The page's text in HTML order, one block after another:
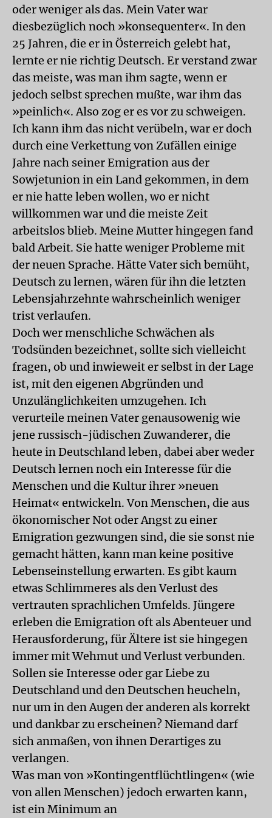
oder weniger als das. Mein Vater war
diesbezüglich noch »konsequenter«. In den
25 Jahren, die er in Österreich gelebt hat,
lernte er nie richtig Deutsch. Er verstand zwar
das meiste, was man ihm sagte, wenn er
jedoch selbst sprechen mußte, war ihm das
»peinlich«. Also zog er es vor zu schweigen.
Ich kann ihm das nicht verübeln, war er doch
durch eine Verkettung von Zufällen einige
Jahre nach seiner Emigration aus der
Sowjetunion in ein Land gekommen, in dem
er nie hatte leben wollen, wo er nicht
willkommen war und die meiste Zeit
arbeitslos blieb. Meine Mutter hingegen fand
bald Arbeit. Sie hatte weniger Probleme mit
der neuen Sprache. Hätte Vater sich bemüht,
Deutsch zu lernen, wären für ihn die letzten
Lebensjahrzehnte wahrscheinlich weniger
trist verlaufen.
Doch wer menschliche Schwächen als
Todsünden bezeichnet, sollte sich vielleicht
fragen, ob und inwieweit er selbst in der Lage
ist, mit den eigenen Abgründen und
Unzulänglichkeiten umzugehen. Ich
verurteile meinen Vater genausowenig wie
jene russisch-jüdischen Zuwanderer, die
heute in Deutschland leben, dabei aber weder
Deutsch lernen noch ein Interesse für die
Menschen und die Kultur ihrer »neuen
Heimat« entwickeln. Von Menschen, die aus
ökonomischer Not oder Angst zu einer
Emigration gezwungen sind, die sie sonst nie
gemacht hätten, kann man keine positive
Lebenseinstellung erwarten. Es gibt kaum
etwas Schlimmeres als den Verlust des
vertrauten sprachlichen Umfelds. Jüngere
erleben die Emigration oft als Abenteuer und
Herausforderung, für Ältere ist sie hingegen
immer mit Wehmut und Verlust verbunden.
Sollen sie Interesse oder gar Liebe zu
Deutschland und den Deutschen heucheln,
nur um in den Augen der anderen als korrekt
und dankbar zu erscheinen? Niemand darf
sich anmaßen, von ihnen Derartiges zu
verlangen.
Was man von »Kontingentflüchtlingen« (wie
von allen Menschen) jedoch erwarten kann,
ist ein Minimum an